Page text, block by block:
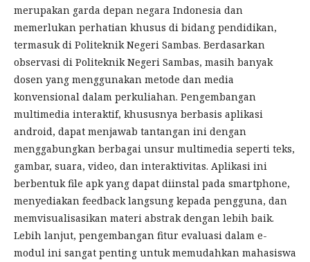
merupakan garda depan negara Indonesia dan
memerlukan perhatian khusus di bidang pendidikan,
termasuk di Politeknik Negeri Sambas. Berdasarkan
observasi di Politeknik Negeri Sambas, masih banyak
dosen yang menggunakan metode dan media
konvensional dalam perkuliahan. Pengembangan
multimedia interaktif, khususnya berbasis aplikasi
android, dapat menjawab tantangan ini dengan
menggabungkan berbagai unsur multimedia seperti teks,
gambar, suara, video, dan interaktivitas. Aplikasi ini
berbentuk file apk yang dapat diinstal pada smartphone,
menyediakan feedback langsung kepada pengguna, dan
memvisualisasikan materi abstrak dengan lebih baik.
Lebih lanjut, pengembangan fitur evaluasi dalam e-
modul ini sangat penting untuk memudahkan mahasiswa